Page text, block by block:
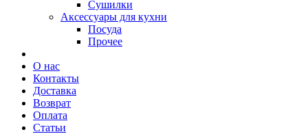
Сушилки
Аксессуары для кухни
Посуда
Прочее
О нас
Контакты
Доставка
Возврат
Оплата
Статьи